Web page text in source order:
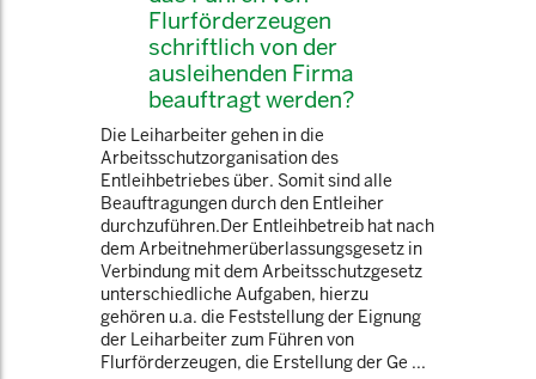
Flurförderzeugen
schriftlich von der
ausleihenden Firma
beauftragt werden?
Die Leiharbeiter gehen in die
Arbeitsschutzorganisation des
Entleihbetriebes über. Somit sind alle
Beauftragungen durch den Entleiher
durchzuführen.Der Entleihbetreib hat nach
dem Arbeitnehmerüberlassungsgesetz in
Verbindung mit dem Arbeitsschutzgesetz
unterschiedliche Aufgaben, hierzu
gehören u.a. die Feststellung der Eignung
der Leiharbeiter zum Führen von
Flurförderzeugen, die Erstellung der Ge ...